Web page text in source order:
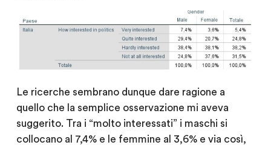
Le ricerche sembrano dunque dare ragione a
quello che la semplice osservazione mi aveva
suggerito. Tra i “molto interessati” i maschi si
collocano al 7,4% e le femmine al 3,6% e via così,